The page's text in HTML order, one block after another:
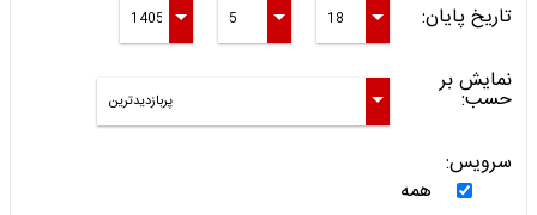
تاریخ پایان:
نمایش بر
حسب:
سرویس:
همه